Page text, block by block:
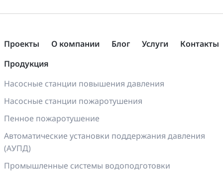
Проекты О компании Блог Услуги
Контакты
Продукция
Насосные станции повышения давления
Насосные станции пожаротушения
Пенное пожаротушение
Автоматические установки поддержания давления
(АУПД)
Промышленные системы водоподготовки